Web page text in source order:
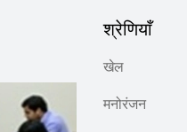
श्रेणियाँ
खेल
मनोरंजन